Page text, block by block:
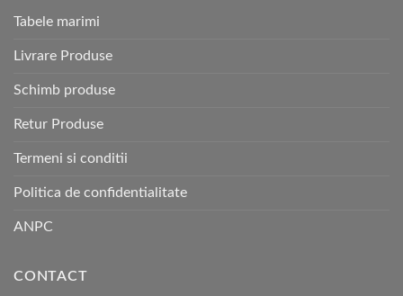
Tabele marimi
Livrare Produse
Schimb produse
Retur Produse
Termeni si conditii
Politica de confidentialitate
ANPC
CONTACT